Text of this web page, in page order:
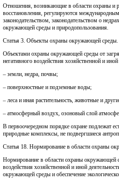
Отношения, возникающие в области охраны и
восстановления, регулируются
законодательством, законодательством о
окружающей среды и природопользования.
Статья 3. Объекты охраны окружающей среды.
Объектами охраны окружающей среды от
негативного воздействия хозяйственной и
– земли, недра, почвы;
– поверхностные и подземные воды;
– леса и иная растительность, животные и
– атмосферный воздух, озоновый слой
В первоочередном порядке охране подлежат
природные комплексы, не подвергшиеся
Статья 18. Нормирование в области охраны
Нормирование в области охраны окружающей
воздействия хозяйственной и иной
окружающей среды и обеспечение